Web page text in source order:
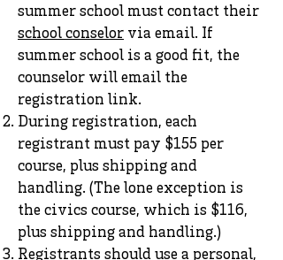
summer school must contact their
school conselor via email. If
summer school is a good fit, the
counselor will email the
registration link.
During registration, each
registrant must pay $155 per
course, plus shipping and
handling. (The lone exception is
the civics course, which is $116,
plus shipping and handling.)
Registrants should use a personal,